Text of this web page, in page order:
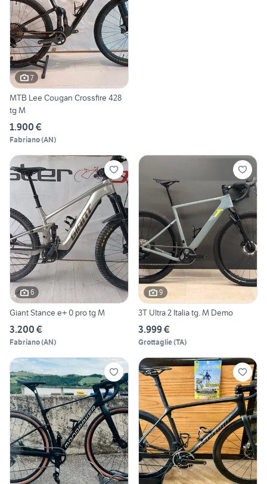
7
MTB Lee Cougan Crossfire 428
tg M
1.900 €
Fabriano(AN)
6
Giant Stance e+ 0 pro tg M
3.200 €
Fabriano(AN)
9
3T Ultra 2 Italia tg. M Demo
3.999 €
Grottaglie(TA)